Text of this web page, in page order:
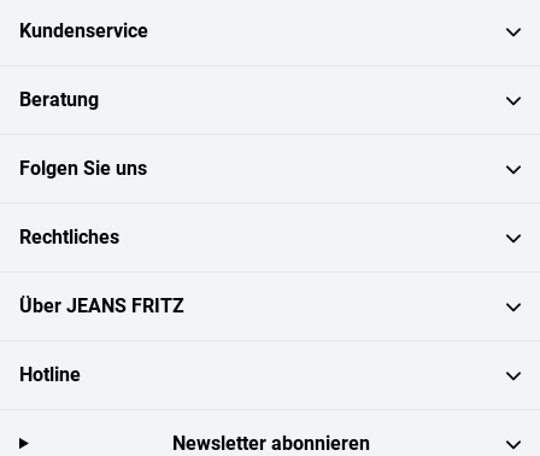
Kundenservice
Beratung
Folgen Sie uns
Rechtliches
Über JEANS FRITZ
Hotline
Newsletter abonnieren